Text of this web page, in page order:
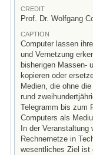
CREDIT
Prof. Dr. Wolfgang
CAPTION
Computer lassen
und Vernetzung
bisherigen Massen-
kopieren oder
Medien, die ohne
rund
Telegramm bis zum
Computers als
In der
Rechnernetze in
wesentliches Ziel ist